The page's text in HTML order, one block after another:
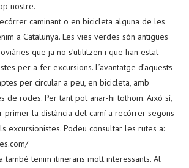
nostre.
caminant o en bicicleta alguna de les
a Catalunya. Les vies verdes són antigues
que ja no s’utilitzen i que han estat
per a fer excursions. L’avantatge d’aquests
per circular a peu, en bicicleta, amb
de rodes. Per tant pot anar-hi tothom. Això sí,
primer la distància del camí a recórrer segons
excursionistes. Podeu consultar les rutes a:
també tenim itineraris molt interessants. Al